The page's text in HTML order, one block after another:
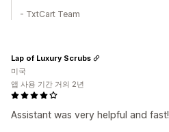
- TxtCart Team
Assistant was very helpful and fast!
Lap of Luxury Scrubs
미국
앱 사용 기간 거의 2년